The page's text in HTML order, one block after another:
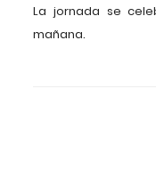
La jornada se
mañana.